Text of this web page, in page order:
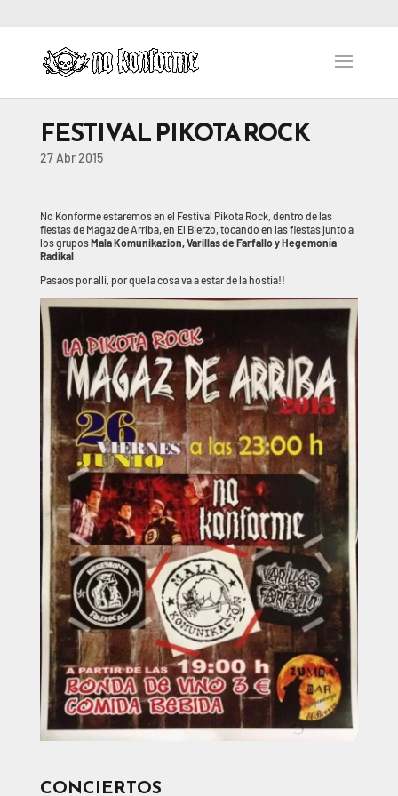
FESTIVAL PIKOTA ROCK
27 Abr 2015
No Konforme estaremos en el Festival Pikota Rock, dentro de las
fiestas de Magaz de Arriba, en El Bierzo, tocando en las fiestas junto a
los gruposMala Komunikazion, Varillas de Farfallo y Hegemonía
Radikal.
Pasaos por alli, por que la cosa va a estar de la hostia!!
CONCIERTOS